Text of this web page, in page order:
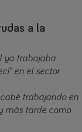
a la
ya trabajaba
en el sector
trabajando en
más tarde como